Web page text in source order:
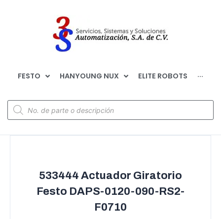
FESTO HANYOUNG NUX ELITE ROBOTS ···
533444 Actuador Giratorio
Festo DAPS-0120-090-RS2-
F0710